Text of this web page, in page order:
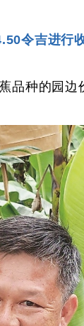
令吉进行
品种的园边